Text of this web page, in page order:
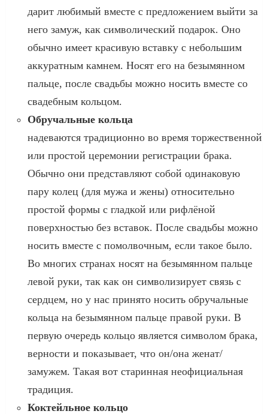
дарит любимый вместе с предложением выйти за
него замуж, как символический подарок. Оно
обычно имеет красивую вставку с небольшим
аккуратным камнем. Носят его на безымянном
пальце, после свадьбы можно носить вместе со
свадебным кольцом.
Обручальные кольца
надеваются традиционно во время торжественной
или простой церемонии регистрации брака.
Обычно они представляют собой одинаковую
пару колец (для мужа и жены) относительно
простой формы с гладкой или рифлёной
поверхностью без вставок. После свадьбы можно
носить вместе с помолвочным, если такое было.
Во многих странах носят на безымянном пальце
левой руки, так как он символизирует связь с
сердцем, но у нас принято носить обручальные
кольца на безымянном пальце правой руки. В
первую очередь кольцо является символом брака,
верности и показывает, что он/она женат/
замужем. Такая вот старинная неофициальная
традиция.
Коктейльное кольцо